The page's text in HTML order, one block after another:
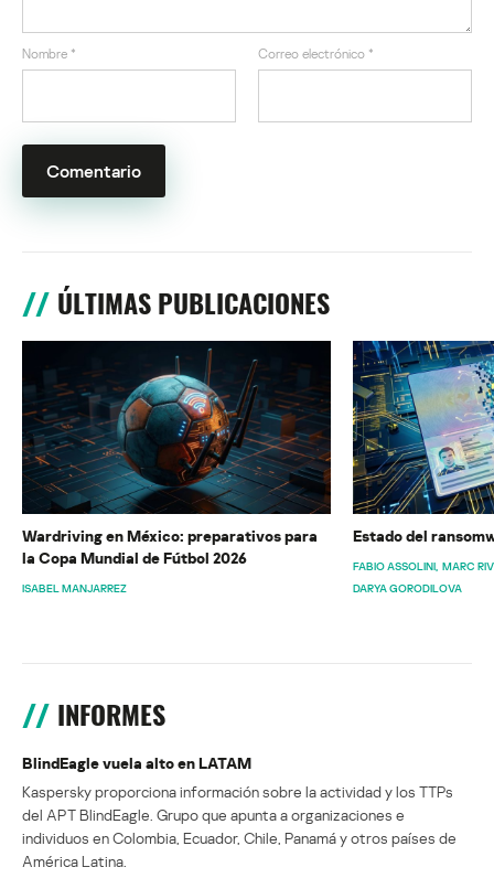
Nombre * Correo electrónico *
ÚLTIMAS PUBLICACIONES
Wardriving en México: preparativos para
la Copa Mundial de Fútbol 2026
ISABEL MANJARREZ
Estado del
FABIO ASSOLINI MARC
DARYA GORODILOVA
INFORMES
BlindEagle vuela alto en LATAM
Kaspersky proporciona información sobre la actividad y los TTPs
del APT BlindEagle. Grupo que apunta a organizaciones e
individuos en Colombia, Ecuador, Chile, Panamá y otros países de
América Latina.